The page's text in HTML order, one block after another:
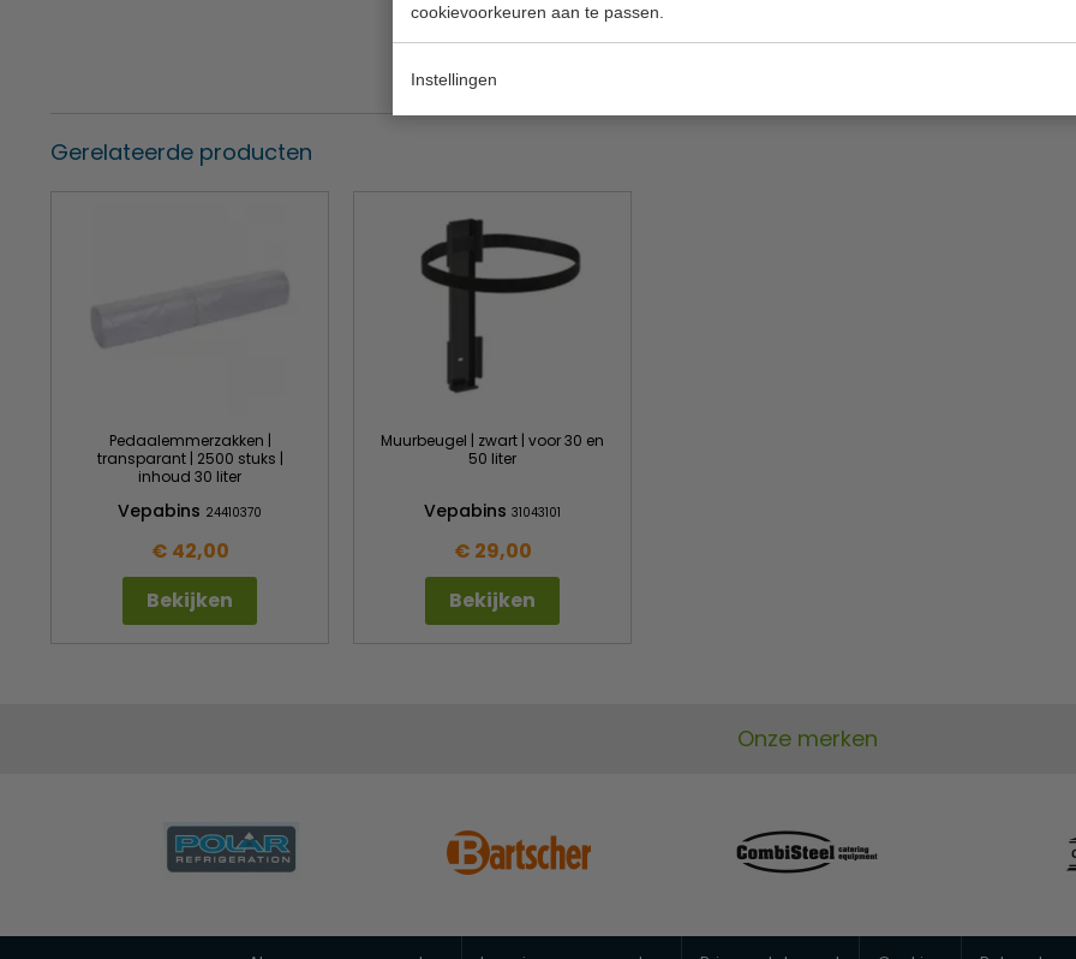
cookievoorkeuren aan te passen.
Instellingen
Gerelateerde producten
Pedaalemmerzakken |
transparant | 2500 stuks |
inhoud 30 liter
Vepabins 24410370
€ 42,00
Bekijken
Muurbeugel | zwart | voor 30 en
50 liter
Vepabins 31043101
€ 29,00
Bekijken
Onze merken